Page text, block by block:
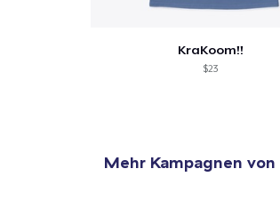
KraKoom!!
$23
Mehr Kampagnen von